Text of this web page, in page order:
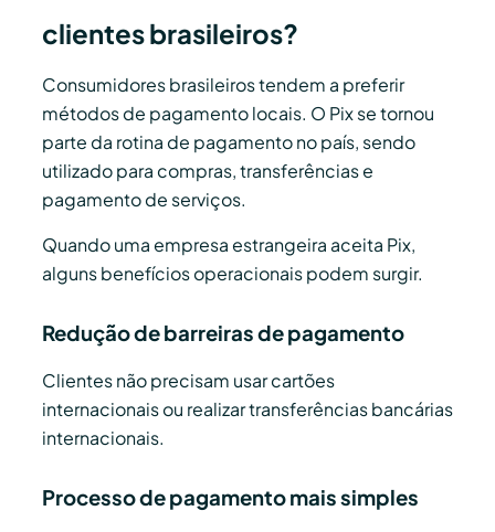
clientes brasileiros?
Consumidores brasileiros tendem a preferir
métodos de pagamento locais. O Pix se tornou
parte da rotina de pagamento no país, sendo
utilizado para compras, transferências e
pagamento de serviços.
Quando uma empresa estrangeira aceita Pix,
alguns benefícios operacionais podem surgir.
Redução de barreiras de pagamento
Clientes não precisam usar cartões
internacionais ou realizar transferências bancárias
internacionais.
Processo de pagamento mais simples